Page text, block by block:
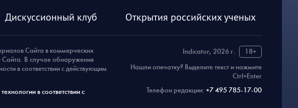
Дискуссионный клуб Открытия российских ученых
Indicator, 2026 г.
18+
Нашли опечатку? Выделите текст и нажмите
Ctrl+Enter
Телефон редакции: +7 495 785-17-00
Сайта в коммерческих
Сайта. В случае обнаружения
в соответствии с действующим
в соответствии с